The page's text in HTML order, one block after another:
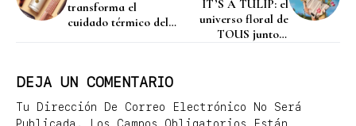
transforma el
cuidado térmico del
IT’S A TULIP: el
universo floral de
TOUS junto a
DEJA UN COMENTARIO
Tu Dirección De Correo Electrónico No Será